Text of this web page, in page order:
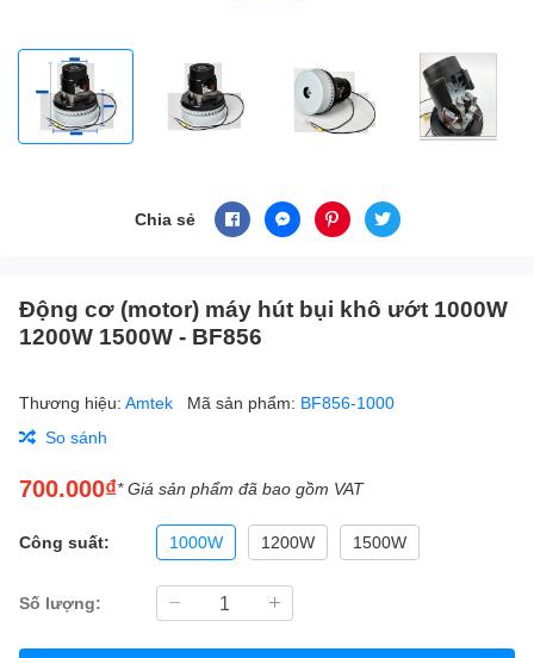
Chia sẻ
Động cơ (motor) máy hút bụi khô ướt 1000W
1200W 1500W - BF856
Thương hiệu: Amtek Mã sản phẩm: BF856-1000
So sánh
700.000₫* Giá sản phẩm đã bao gồm VAT
Công suất: 1000W 1200W 1500W
Số lượng: